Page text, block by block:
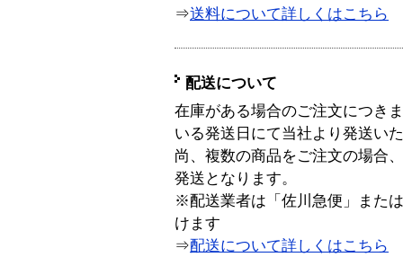
⇒送料について詳しくはこちら
配送について
在庫がある場合のご注文につき
いる発送日にて当社より発送い
尚、複数の商品をご注文の場合
発送となります。
※配送業者は「佐川急便」また
けます
⇒配送について詳しくはこちら